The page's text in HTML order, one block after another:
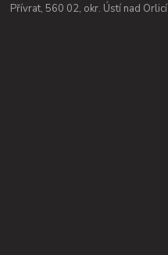
Přívrat, 560 02, okr. Ústí nad Orlicí